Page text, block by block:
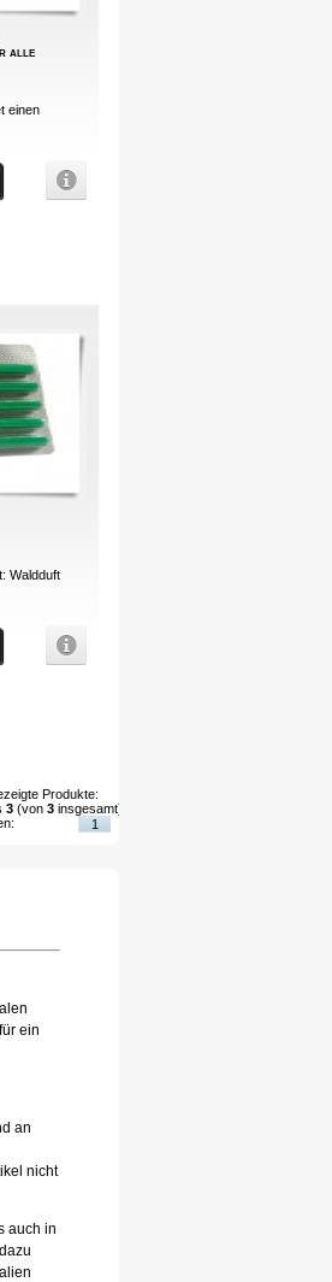
alle
einen
Waldduft
Produkte:
3 (von 3 insgesamt)
1
ein
an
nicht
auch in